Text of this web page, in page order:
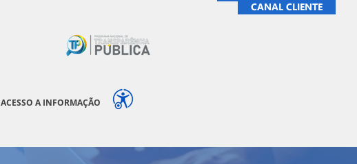
CANAL CLIENTE
ACESSO A INFORMAÇÃO